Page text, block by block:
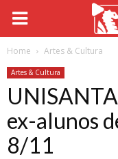
Home Artes & Cultura
Artes & Cultura
ex-alunos
8/11